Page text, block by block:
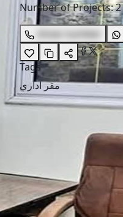
Number of Projects:2
show number
Tags
مقر اداري